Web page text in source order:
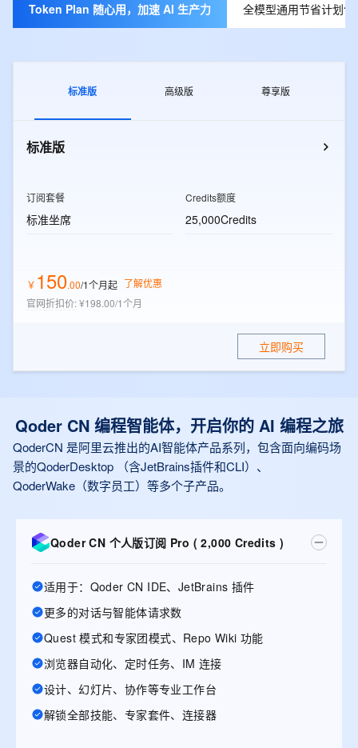
Token Plan 随心用，加速 AI 生产力 全模型通用节省计划
标准版 高级版 尊享版
标准版
订阅套餐
标准坐席
Credits额度
25,000Credits
￥ 150.00/1个月起 了解优惠
官网折扣价:¥198.00/1个月
立即购买
Qoder CN 编程智能体，开启你的 AI 编程之旅
QoderCN 是阿里云推出的AI智能体产品系列，包含面向编码场
景的QoderDesktop （含JetBrains插件和CLI）、
QoderWake（数字员工）等多个子产品。
Qoder CN 个人版订阅 Pro ( 2,000 Credits )
适用于：Qoder CN IDE、JetBrains 插件
更多的对话与智能体请求数
Quest 模式和专家团模式、Repo Wiki 功能
浏览器自动化、定时任务、IM 连接
设计、幻灯片、协作等专业工作台
解锁全部技能、专家套件、连接器